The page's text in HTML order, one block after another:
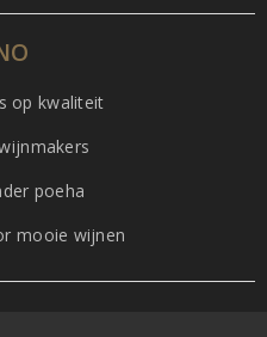
op kwaliteit
poeha
mooie wijnen